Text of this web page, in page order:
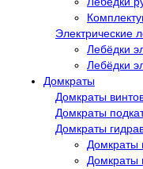
Электрические
Лебёдки
Лебёдки
Домкраты
Домкраты
Домкраты
Домкраты
Домкраты
Домкраты